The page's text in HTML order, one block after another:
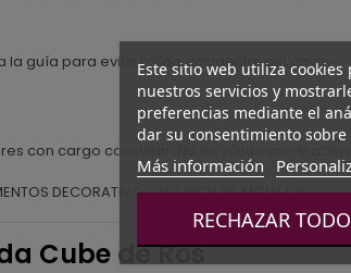
la guía para eviar caída accidental del cajón
con cargo consultar. No es válido con tiradores
DECORATIVOS. NO INCLUYE MONTAJE
Cube de Ros
Este sitio web utiliza
nuestros servicios y
preferencias mediante el
dar su consentimiento
Más información
RECHAZAR TODO